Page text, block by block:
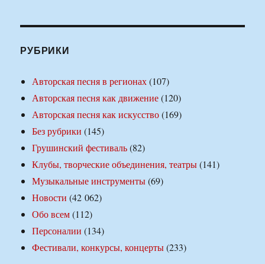
РУБРИКИ
Авторская песня в регионах(107)
Авторская песня как движение(120)
Авторская песня как искусство(169)
Без рубрики (145)
Грушинский фестиваль(82)
Клубы, творческие объединения, театры(141)
Музыкальные инструменты(69)
Новости (42 062)
Обо всем(112)
Персоналии (134)
Фестивали, конкурсы, концерты(233)